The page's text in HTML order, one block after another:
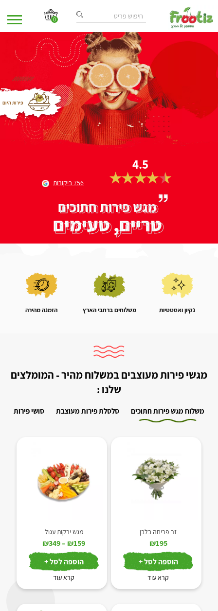
0
4.5
756 ביקורות
מגש פירות חתוכים
טריים, טעימים
וצבעוניים
מגש פירות מעוצב למשלוח
לפרטים נוספים
פירות היום
נקיון ואסטטיות משלוחים ברחבי הארץ הזמנה מהירה
מגשי פירות מעוצבים במשלוח מהיר - המומלצים
שלנו :
משלוח מגש פירות חתוכים סלסלת פירות מעוצבת סושי פירות
זר פריחה בלבן
₪195
הוספה לסל +
קרא עוד
מגש ירקות עגול
₪159
–
₪349 טווח
מחירים:
עד
הוספה לסל +
קרא עוד